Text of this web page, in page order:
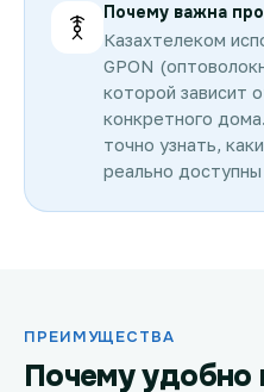
Почему важна
Казахтелеком
GPON
которой зависит
конкретного
точно узнать,
реально
ПРЕИМУЩЕСТВА
Почему удобно